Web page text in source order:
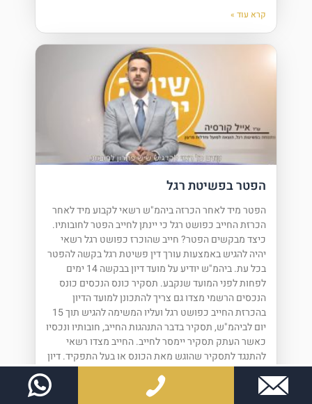
קרא עוד »
הפטר בפשיטת רגל
הפטר מיד לאחר הכרזה ביהמ"ש רשאי לקבוע מיד לאחר
הכרזת החייב כפושט רגל כי יינתן לחייב הפטר לחובותיו.
כיצד מבקשים הפטר? חייב שהוכרז כפושט רגל רשאי
יהיה להגיש באמצעות עורך דין פשיטת רגל בקשה להפטר
בכל עת. ביהמ"ש יודיע על מועד דיון בבקשה 14 ימים
לפחות לפני המועד שנקבע. תסקיר כונס הנכסים כונס
הנכסים הרשמי מצדו גם צריך להתכונן למועד הדיון
בהכרזת החייב כפושט רגל ועליו המשימה להגיש תוך 15
יום לביהמ"ש, תסקיר בדבר התנהגות החייב, חובותיו ונכסיו
כאשר העתק תסקיר יימסר לחייב. החייב מצדו רשאי
להתנגד לתסקיר שהוגש מאת הכונס או בעל התפקיד. דיון
בבקשת הפטר עפ"י רוב, מרבית הבקשות המוגשות
לביהמ"ש המחוזי בעניין הפטרים, מתנהלים בדלתיים
פתוחות כך שתוכלו תמיד לגשת לביהמ"ש ולהתרשם-איך